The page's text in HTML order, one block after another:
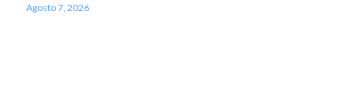
Agosto 7, 2026